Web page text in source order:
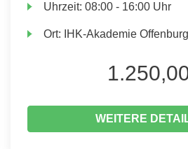
Uhrzeit:08:00 - 16:00 Uhr
Ort: IHK-Akademie Offenburg
WEITERE